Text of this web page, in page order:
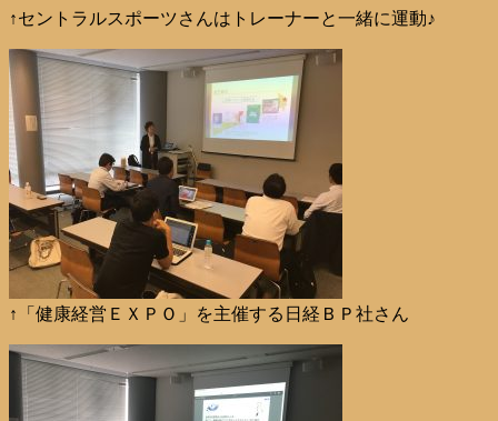
↑セントラルスポーツさんはトレーナーと一緒に運動♪
↑「健康経営ＥＸＰＯ」を主催する日経ＢＰ社さん